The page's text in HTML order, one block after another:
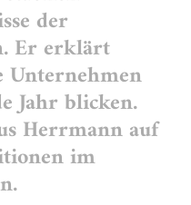
der
Er erklärt
Unternehmen
Jahr blicken.
Herrmann auf
im